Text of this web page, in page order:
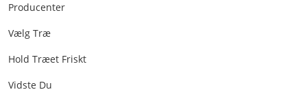
Producenter
Vælg Træ
Hold Træet Friskt
Vidste Du